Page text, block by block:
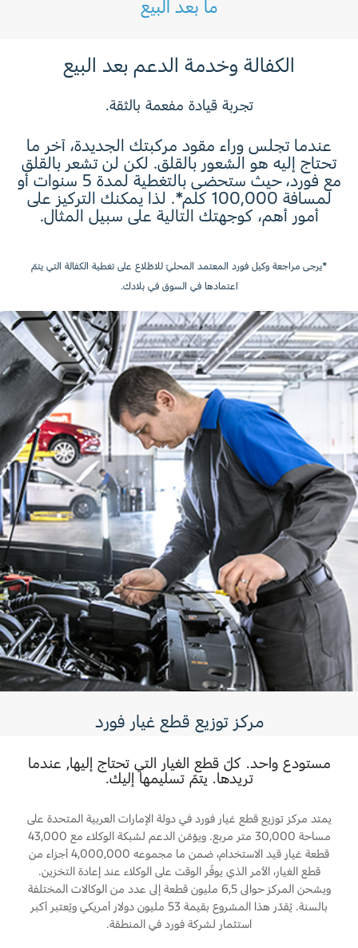
لبّادات الفرامل
شمعات الإشعال
تحميل الكتيّب
التوجيه
التوجيه
السلامة
السلامة
التجهيزات
الكهربائية
التجهيزات الكهربائية
تحميل الكتيّب
جميع القطع الداخلية المشحمة
رؤوس الأسطوانات
بخاخات الديزل
أنابيب بخاخات الديزل
مضخة بخاخات الديزل
مضخة الديزل الرافعة
وحدات تثبيت المحرّك
عجلة الموازنة
الترس الحلقي لعجلة الموازنة
خزان الوقود و الأنابيب المعدنية
بخاخات البنزين
أنابيب بخاخات البنزين
الموازن التوافقي و البرغي
متعدد الجوانب و مسامير
حوض الزيت
مضخة الزيت
وحدة التحكّم بمكوّنات القوّة المحرّكة PCM
ما بعد البيع
الكفالة وخدمة الدعم بعد البيع
تجربة قيادة مفعمة بالثقة.
عندما تجلس وراء مقود مركبتك الجديدة، آخر ما
تحتاج إليه هو الشعور بالقلق. لكن لن تشعر بالقلق
مع فورد، حيث ستحضى بالتغطية لمدة 5 سنوات أو
لمسافة 100,000 كلم*. لذا يمكنك التركيز على
أمور أهم، كوجهتك التالية على سبيل المثال.
*يرجى مراجعة وكيل فورد المعتمد المحليّ للاطّلاع على تغطية الكفالة التي يتمّ
اعتمادها في السوق في بلادك.
مركز توزيع قطع غيار فورد
مستودع واحد. كلّ قطع الغيار التي تحتاج إليها, عندما
تريدها. يتمّ تسليمها إليك.
يمتد مركز توزيع قطع غيار فورد في دولة الإمارات العربية المتحدة على
مساحة 30,000 متر مربع. ويؤمّن الدعم لشبكة الوكلاء مع 43,000
قطعة غيار قيد الاستخدام، ضمن ما مجموعه 4,000,000 أجزاء من
قطع الغيار، الأمر الذي يوفّر الوقت على الوكلاء عند إعادة التخزين.
ويشحن المركز حوالى 6,5 مليون قطعة إلى عدد من الوكالات المختلفة
بالسنة. يُقدّر هذا المشروع بقيمة 53 مليون دولار أمريكي ويُعتبر أكبر
استثمار لشركة فورد في المنطقة.